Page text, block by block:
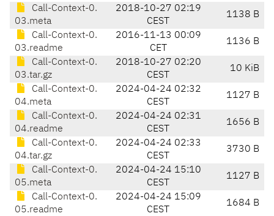
Call-Context-0.
03.meta
2018-10-27 02:19
CEST
1138 B
Call-Context-0.
03.readme
2016-11-13 00:09
CET
1136 B
Call-Context-0.
03.tar.gz
2018-10-27 02:20
CEST
10 KiB
Call-Context-0.
04.meta
2024-04-24 02:32
CEST
1127 B
Call-Context-0.
04.readme
2024-04-24 02:31
CEST
1656 B
Call-Context-0.
04.tar.gz
2024-04-24 02:33
CEST
3730 B
Call-Context-0.
05.meta
2024-04-24 15:10
CEST
1127 B
Call-Context-0.
05.readme
2024-04-24 15:09
CEST
1684 B